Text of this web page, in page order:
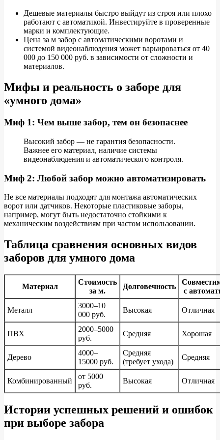
Дешевые материалы быстро выйдут из строя или плохо
работают с автоматикой. Инвестируйте в проверенные
марки и комплектующие.
Цена за м забор с автоматическими воротами и
системой видеонаблюдения может варьироваться от 40
000 до 150 000 руб. в зависимости от сложности и
материалов.
Мифы и реальность о заборе для
«умного дома»
Миф 1: Чем выше забор, тем он безопаснее
Высокий забор — не гарантия безопасности.
Важнее его материал, наличие системы
видеонаблюдения и автоматического контроля.
Миф 2: Любой забор можно автоматизировать
Не все материалы подходят для монтажа автоматических
ворот или датчиков. Некоторые пластиковые заборы,
например, могут быть недостаточно стойкими к
механическим воздействиям при частом использовании.
Таблица сравнения основных видов
заборов для умного дома
Материал
Стоимость
за м.
Долговечность
с
Металл
3000–10
000 руб.
Высокая Отличная
ПВХ
2000–5000
руб.
Средняя Хорошая
Дерево
4000–
15000 руб.
Средняя
(требует ухода)
Средняя
Комбинированный
от 5000
руб.
Высокая Отличная
Истории успешных решений и ошибок
при выборе забора